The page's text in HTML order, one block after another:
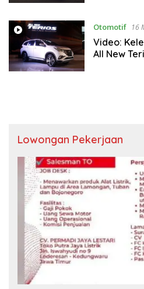
Otomotif 16
Video:
All New
Lowongan Pekerjaan